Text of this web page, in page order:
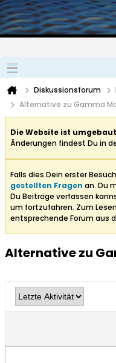
Diskussionsforum
Alternative zu Gamma
Die Website ist
Änderungen findest Du in
Falls dies Dein erster
gestellten Fragen an. Du
Du Beiträge verfassen
um fortzufahren. Zum
entsprechende Forum aus
Alternative zu